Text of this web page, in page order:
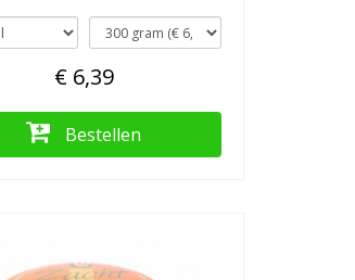
€ 6,39
Bestellen